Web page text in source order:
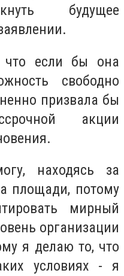
будущее
что если бы она
свободно
призвала бы
акции
находясь за
площади, потому
мирный
организации
я делаю то, что
условиях - я